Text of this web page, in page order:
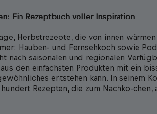
Ein Rezeptbuch voller Inspiration
Herbstrezepte, die von innen
Hauben- und Fernsehkoch sowie
nach saisonalen und regionalen
den einfachsten Produkten mit ein
entstehen kann. In seinem
Rezepten, die zum Nachko-chen,